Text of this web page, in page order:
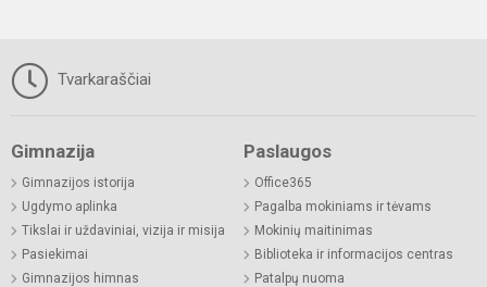
Tvarkaraščiai
Gimnazija
Gimnazijos istorija
Ugdymo aplinka
Tikslai ir uždaviniai, vizija ir misija
Pasiekimai
Gimnazijos himnas
Paslaugos
Office365
Pagalba mokiniams ir tėvams
Mokinių maitinimas
Biblioteka ir informacijos centras
Patalpų nuoma